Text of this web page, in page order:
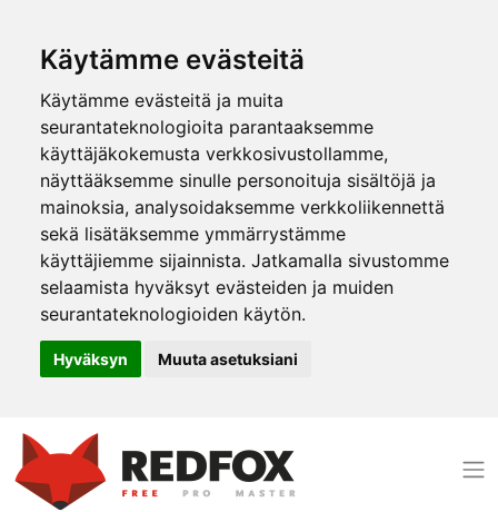
Käytämme evästeitä
Käytämme evästeitä ja muita
seurantateknologioita parantaaksemme
käyttäjäkokemusta verkkosivustollamme,
näyttääksemme sinulle personoituja sisältöjä ja
mainoksia, analysoidaksemme verkkoliikennettä
sekä lisätäksemme ymmärrystämme
käyttäjiemme sijainnista. Jatkamalla sivustomme
selaamista hyväksyt evästeiden ja muiden
seurantateknologioiden käytön.
Hyväksyn Muuta asetuksiani